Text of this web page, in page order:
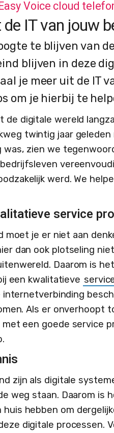
Voice cloud
IT van jouw
te blijven van
blijven in deze
je meer uit de IT
om je hierbij te
de digitale wereld
twintig jaar
zien we
werd. We
service
moet je er niet aan
dan ook plotseling
Daarom is
een kwalitatieve
internetverbinding
Als er onverhoopt
een goede service
zijn als digitale
weg staan. Daarom is
hebben om
digitale processen.